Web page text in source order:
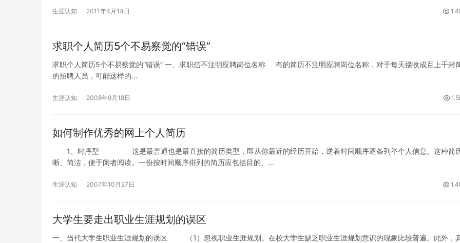
生涯认知 2011年4月14日
求职个人简历5个不易察觉的“错误”
求职个人简历5个不易察觉的“错误” 一、求职信不注明应聘岗位名称 有的简历不注明应聘岗位名称，对于每天接收成百上千封
的招聘人员，可能这样的…
生涯认知 2008年9月18日
如何制作优秀的网上个人简历
1、时序型 这是最普通也是最直接的简历类型，即从你最近的经历开始，逆着时间顺序逐条列举个人信息。这种简
晰、简洁，便于阅者阅读。一份按时间顺序排列的简历应包括目的、…
生涯认知 2007年10月27日
大学生要走出职业生涯规划的误区
一、当代大学生职业生涯规划的误区 （1）忽视职业生涯规划。在校大学生缺乏职业生涯规划意识的现象比较普遍。此外，